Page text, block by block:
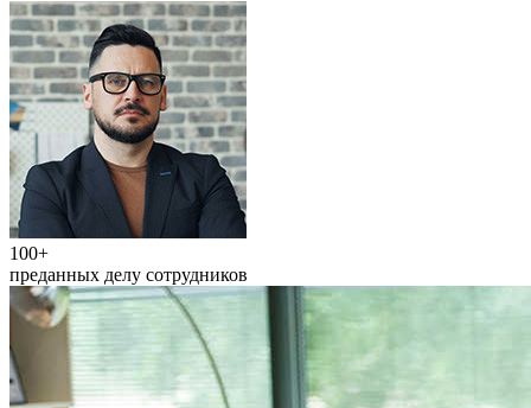
100+
преданных делу сотрудников